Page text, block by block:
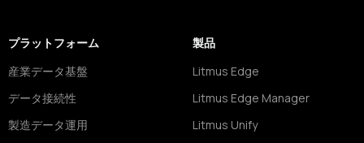
プラットフォーム
産業データ基盤
データ接続性
製造データ運用
製品
Litmus Edge
Litmus Edge Manager
Litmus Unify